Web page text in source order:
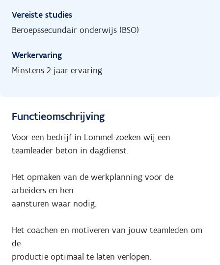
Vereiste studies
Beroepssecundair onderwijs (BSO)
Werkervaring
Minstens 2 jaar ervaring
Functieomschrijving
Voor een bedrijf in Lommel zoeken wij een
teamleader beton in dagdienst.
Het opmaken van de werkplanning voor de
arbeiders en hen
aansturen waar nodig.
Het coachen en motiveren van jouw teamleden om
de
productie optimaal te laten verlopen.